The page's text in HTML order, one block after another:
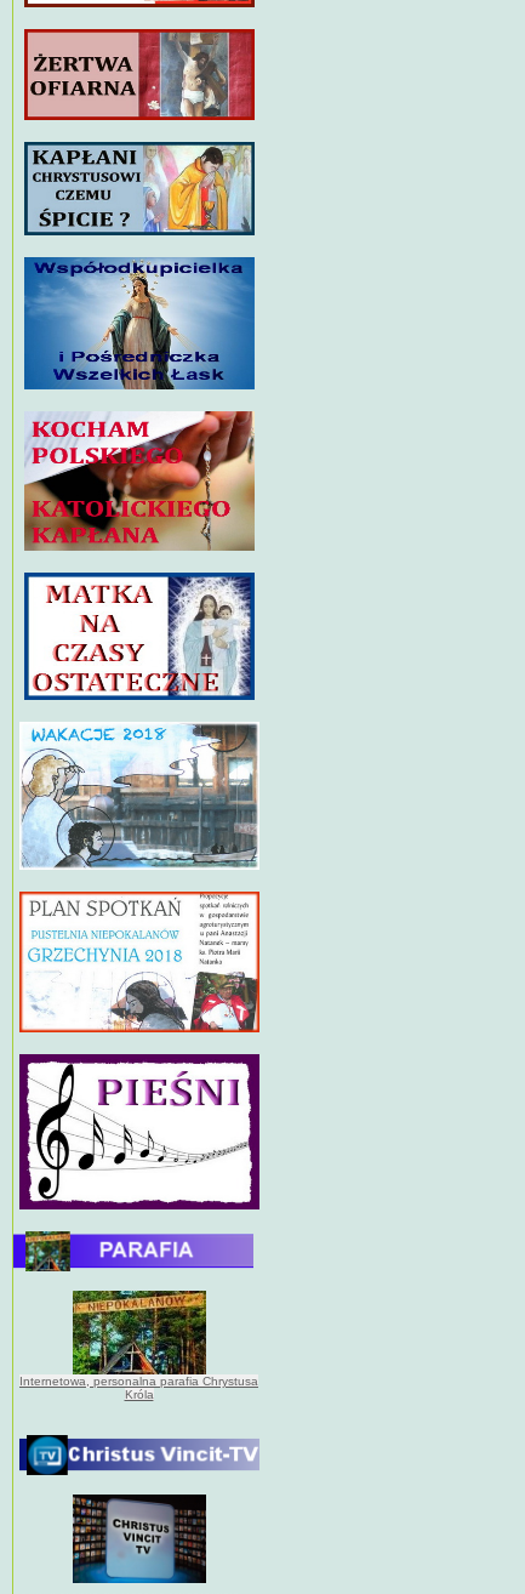
Internetowa, personalna parafia Chrystusa
Króla
BIEŻĄCY PROGRAM TRANSMISJI
BEZPOŚREDNICH(na żywo)
Msza święta
Koronka do Bożego Miłosierdzia
15:15-16:00 Droga Krzyżowa